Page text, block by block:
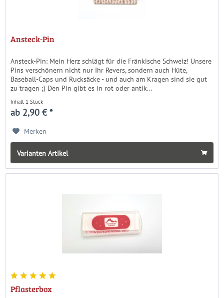
Ansteck-Pin
Ansteck-Pin: Mein Herz schlägt für die Fränkische Schweiz! Unsere
Pins verschönern nicht nur Ihr Revers, sondern auch Hüte,
Baseball-Caps und Rucksäcke - und auch am Kragen sind sie gut
zu tragen ;) Den Pin gibt es in rot oder antik...
Inhalt 1 Stück
ab 2,90 € *
Merken
Varianten Artikel
Pflasterbox